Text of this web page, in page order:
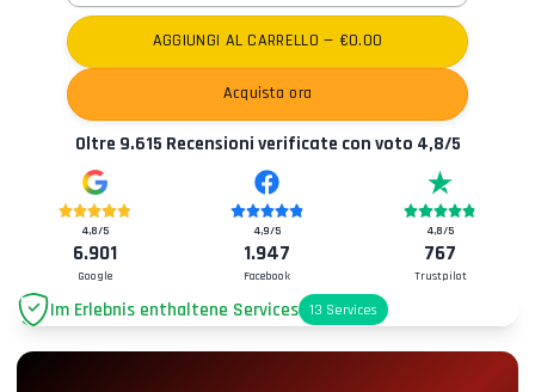
AGGIUNGI AL CARRELLO — €0.00
Acquista ora
Oltre 9.615 Recensioni verificate con voto 4,8/5
4,8/5
6.901
Google
4,9/5
1.947
Facebook
4,8/5
767
Trustpilot
Im Erlebnis enthaltene Services 13 Services
Parkplatz +2.00€